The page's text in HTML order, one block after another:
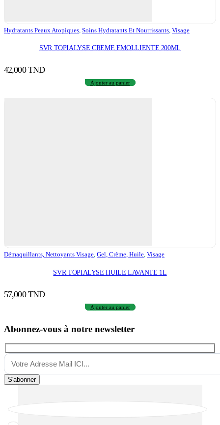
Hydratants Peaux Atopiques, Soins Hydratants Et Nourrissants, Visage
SVR TOPIALYSE CREME EMOLLIENTE 200ML
42,000TND
Ajouter au panier
Démaquillants, Nettoyants Visage, Gel, Crème, Huile, Visage
SVR TOPIALYSE HUILE LAVANTE 1L
57,000TND
Ajouter au panier
Abonnez-vous à notre newsletter
S'abonner